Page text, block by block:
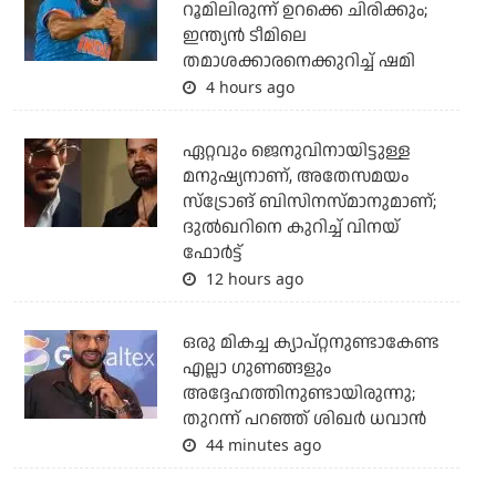
റൂമിലിരുന്ന് ഉറക്കെ ചിരിക്കും;
ഇന്ത്യന്‍ ടീമിലെ
തമാശക്കാരനെക്കുറിച്ച് ഷമി
4 hours ago
ഏറ്റവും ജെനുവിനായിട്ടുള്ള
മനുഷ്യനാണ്, അതേസമയം
സ്‌ട്രോങ് ബിസിനസ്മാനുമാണ്;
ദുല്‍ഖറിനെ കുറിച്ച് വിനയ്
ഫോര്‍ട്ട്
12 hours ago
ഒരു മികച്ച ക്യാപ്റ്റനുണ്ടാകേണ്ട
എല്ലാ ഗുണങ്ങളും
അദ്ദേഹത്തിനുണ്ടായിരുന്നു;
തുറന്ന് പറഞ്ഞ് ശിഖര്‍ ധവാന്‍
44 minutes ago